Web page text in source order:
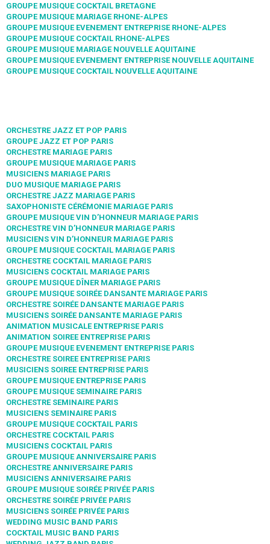
GROUPE MUSIQUE COCKTAIL BRETAGNE
GROUPE MUSIQUE MARIAGE RHONE-ALPES
GROUPE MUSIQUE EVENEMENT ENTREPRISE RHONE-ALPES
GROUPE MUSIQUE COCKTAIL RHONE-ALPES
GROUPE MUSIQUE MARIAGE NOUVELLE AQUITAINE
GROUPE MUSIQUE EVENEMENT ENTREPRISE NOUVELLE AQUITAINE
GROUPE MUSIQUE COCKTAIL NOUVELLE AQUITAINE
ORCHESTRE JAZZ ET POP PARIS
GROUPE JAZZ ET POP PARIS
ORCHESTRE MARIAGE PARIS
GROUPE MUSIQUE MARIAGE PARIS
MUSICIENS MARIAGE PARIS
DUO MUSIQUE MARIAGE PARIS
ORCHESTRE JAZZ MARIAGE PARIS
SAXOPHONISTE CÉRÉMONIE MARIAGE PARIS
GROUPE MUSIQUE VIN D’HONNEUR MARIAGE PARIS
ORCHESTRE VIN D’HONNEUR MARIAGE PARIS
MUSICIENS VIN D’HONNEUR MARIAGE PARIS
GROUPE MUSIQUE COCKTAIL MARIAGE PARIS
ORCHESTRE COCKTAIL MARIAGE PARIS
MUSICIENS COCKTAIL MARIAGE PARIS
GROUPE MUSIQUE DÎNER MARIAGE PARIS
GROUPE MUSIQUE SOIRÉE DANSANTE MARIAGE PARIS
ORCHESTRE SOIRÉE DANSANTE MARIAGE PARIS
MUSICIENS SOIRÉE DANSANTE MARIAGE PARIS
ANIMATION MUSICALE ENTREPRISE PARIS
ANIMATION SOIREE ENTREPRISE PARIS
GROUPE MUSIQUE EVENEMENT ENTREPRISE PARIS
ORCHESTRE SOIREE ENTREPRISE PARIS
MUSICIENS SOIREE ENTREPRISE PARIS
GROUPE MUSIQUE ENTREPRISE PARIS
GROUPE MUSIQUE SEMINAIRE PARIS
ORCHESTRE SEMINAIRE PARIS
MUSICIENS SEMINAIRE PARIS
GROUPE MUSIQUE COCKTAIL PARIS
ORCHESTRE COCKTAIL PARIS
MUSICIENS COCKTAIL PARIS
GROUPE MUSIQUE ANNIVERSAIRE PARIS
ORCHESTRE ANNIVERSAIRE PARIS
MUSICIENS ANNIVERSAIRE PARIS
GROUPE MUSIQUE SOIRÉE PRIVÉE PARIS
ORCHESTRE SOIRÉE PRIVÉE PARIS
MUSICIENS SOIRÉE PRIVÉE PARIS
WEDDING MUSIC BAND PARIS
COCKTAIL MUSIC BAND PARIS